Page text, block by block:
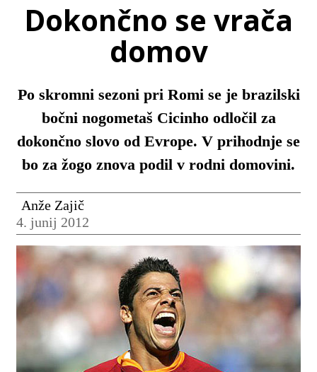
Dokončno se vrača
domov
Po skromni sezoni pri Romi se je brazilski
bočni nogometaš Cicinho odločil za
dokončno slovo od Evrope. V prihodnje se
bo za žogo znova podil v rodni domovini.
Anže Zajič
4. junij 2012